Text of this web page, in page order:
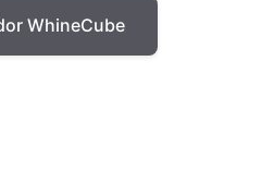
WhineCube